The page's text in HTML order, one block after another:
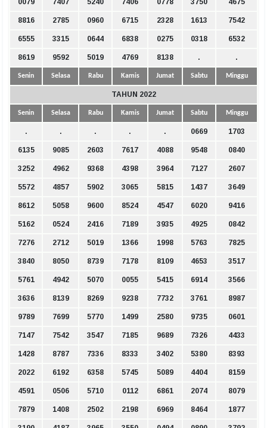
0079 7407 5240 7406 0778 3750 4675
8816 2785 0960 6715 2328 1613 7542
6555 3315 0644 6838 0275 0318 6532
8619 9592 5019 4769 8138 . .
Senin Selasa Rabu Kamis Jumat Sabtu Minggu
TAHUN 2022
Senin Selasa Rabu Kamis Jumat Sabtu Minggu
. . . . . 0669 1703
6135 9085 2603 7617 4088 9548 0840
3252 4962 9368 4398 3964 7127 2607
5572 4857 5902 3065 5815 1437 3649
8612 5058 9600 8524 4547 6020 9416
5162 0524 2416 7189 3935 4925 0842
7276 2712 5019 1366 1998 5763 7825
3840 8050 8739 7178 8109 4653 3517
5761 4942 5070 0055 5415 6914 3566
3636 8139 8269 9238 7732 3761 8987
9789 7699 5770 1499 2580 9735 0601
7147 7542 3547 7185 9689 7326 4433
1428 8787 7336 8333 3402 5380 8393
2022 6192 6358 5745 5089 4404 8159
4591 0506 5710 0112 6861 2074 8079
7879 1408 2502 2198 6969 8464 1877